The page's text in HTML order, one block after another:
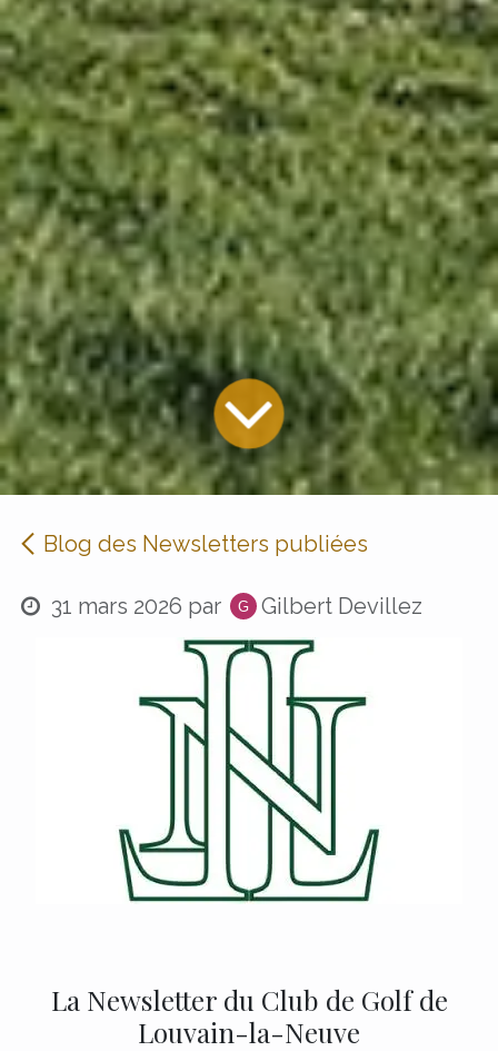
Blog des Newsletters publiées
31 mars 2026 par Gilbert Devillez
La Newsletter du Club de Golf de
Louvain-la-Neuve